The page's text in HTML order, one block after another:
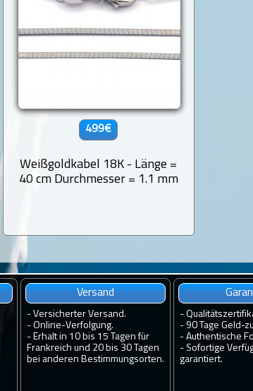
499€
Weißgoldkabel 18K - Länge =
40 cm Durchmesser = 1.1 mm
Versand
- Versicherter Versand.
- Online-Verfolgung.
- Erhalt in 10 bis 15 Tagen für
Frankreich und 20 bis 30 Tagen
bei anderen Bestimmungsorten.
-
- 90 Tage Geld-
- Authentische
- Sofortige
garantiert.